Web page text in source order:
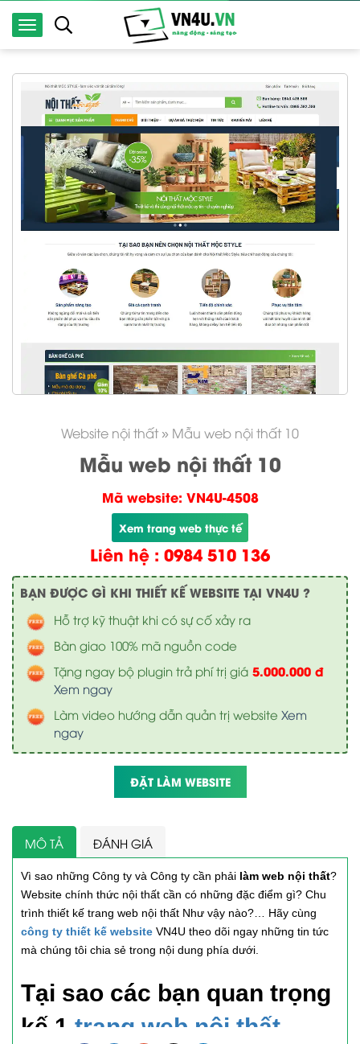
Website nội thất » Mẫu web nội thất 10
Mẫu web nội thất 10
Mã website: VN4U-4508
Xem trang web thực tế
Liên hệ : 0984 510 136
BẠN ĐƯỢC GÌ KHI THIẾT KẾ WEBSITE TẠI VN4U ?
Hỗ trợ kỹ thuật khi có sự cố xảy ra
Bàn giao 100% mã nguồn code
Tặng ngay bộ plugin trả phí trị giá 5.000.000 đ
Xem ngay
Làm video hướng dẫn quản trị website Xem
ngay
ĐẶT LÀM WEBSITE
MÔ TẢ ĐÁNH GIÁ
Vì sao những Công ty và Công ty cần phải làm web nội thất?
Website chính thức nội thất cần có những đặc điểm gì? Chu
trình thiết kế trang web nội thất Như vậy nào?… Hãy cùng
công ty thiết kế website VN4U theo dõi ngay những tin tức
mà chúng tôi chia sẻ trong nội dung phía dưới.
Tại sao các bạn quan trọng
kế 1 trang web nội thất